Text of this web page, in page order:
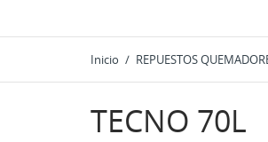
Inicio REPUESTOS
TECNO 70L